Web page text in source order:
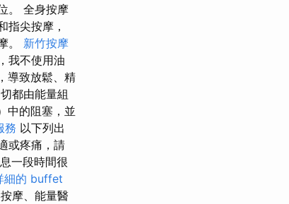
。 全身按摩
指尖按摩，
。 新竹按摩
我不使用油
導致放鬆、精
都由能量組
中的阻塞，並
務 以下列出
或疼痛，請
一段時間很
細的 buffet
摩、能量醫